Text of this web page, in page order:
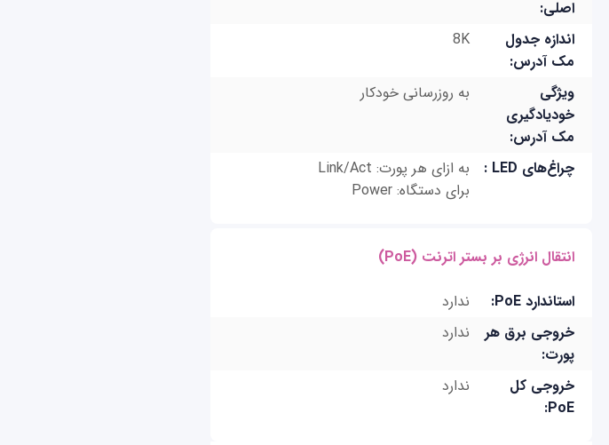
اصلی:
اندازه جدول
مک آدرس:
8K
ویژگی
خودیادگیری
مک آدرس:
به روزرسانی خودکار
چراغ‌های LED :
به ازای هر پورت: Link/Act
برای دستگاه: Power
انتقال انرژی بر بستر اترنت (PoE)
استاندارد PoE:
ندارد
خروجی برق هر
پورت:
ندارد
خروجی کل
PoE:
ندارد